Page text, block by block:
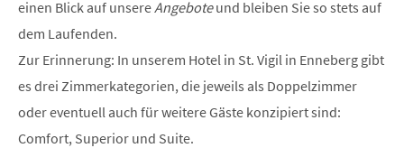
einen Blick auf unsereAngeboteund bleiben Sie so stets auf
dem Laufenden.
Zur Erinnerung: In unserem Hotel in St. Vigil in Enneberg gibt
es drei Zimmerkategorien, die jeweils als Doppelzimmer
oder eventuell auch für weitere Gäste konzipiert sind:
Comfort, Superior und Suite.